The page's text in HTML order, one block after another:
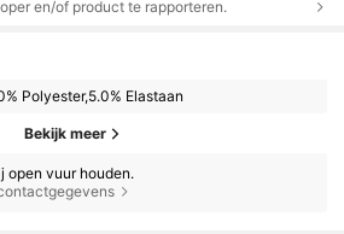
en/of product te rapporteren.
Polyester,5.0% Elastaan
Bekijk meer
open vuur houden.